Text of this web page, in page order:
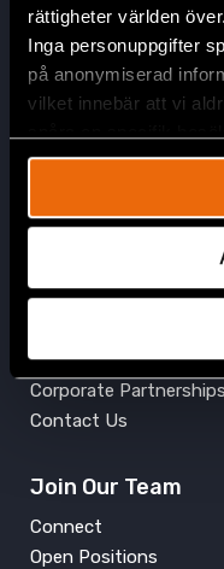
rättigheter världen över.
Inga personuppgifter
på anonymiserad
vilket innebär att vi
Civil Rights Defenders
Östgötagatan 90
SE-116 64 Stockholm
Sweden
Contact
Get Involved
Support Us
Corporate Partnerships
Contact Us
Join Our Team
Connect
Open Positions